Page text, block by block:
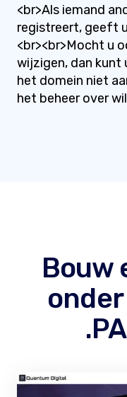
<br>Als iemand
registreert, geeft
<br><br>Mocht u
wijzigen, dan kunt
het domein niet
het beheer over
Bouw